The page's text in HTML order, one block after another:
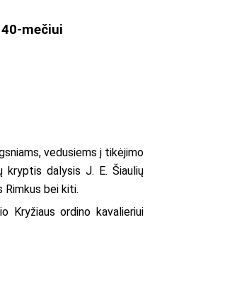
mečiui
vedusiems į tikėjimo
kryptis dalysis J. E. Šiaulių
Rimkus bei kiti.
Kryžiaus ordino kavalieriui